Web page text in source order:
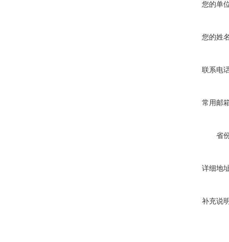
您的单
您的姓
联系电
常用邮
省
详细地
补充说